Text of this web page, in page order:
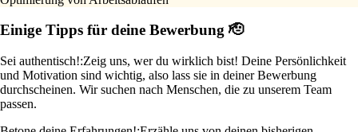
Einige Tipps für deine Bewerbung 🫡
Sei authentisch!:Zeig uns, wer du wirklich bist! Deine Persönlichkeit
und Motivation sind wichtig, also lass sie in deiner Bewerbung
durchscheinen. Wir suchen nach Menschen, die zu unserem Team
passen.